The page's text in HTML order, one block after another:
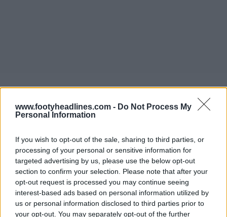
www.footyheadlines.com - Do Not Process My
Personal Information
If you wish to opt-out of the sale, sharing to third parties, or
processing of your personal or sensitive information for
targeted advertising by us, please use the below opt-out
section to confirm your selection. Please note that after your
opt-out request is processed you may continue seeing
interest-based ads based on personal information utilized by
us or personal information disclosed to third parties prior to
your opt-out. You may separately opt-out of the further